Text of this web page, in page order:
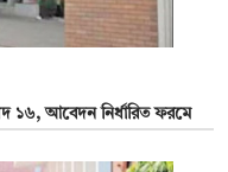
১৬, আবেদন নির্ধারিত ফরমে